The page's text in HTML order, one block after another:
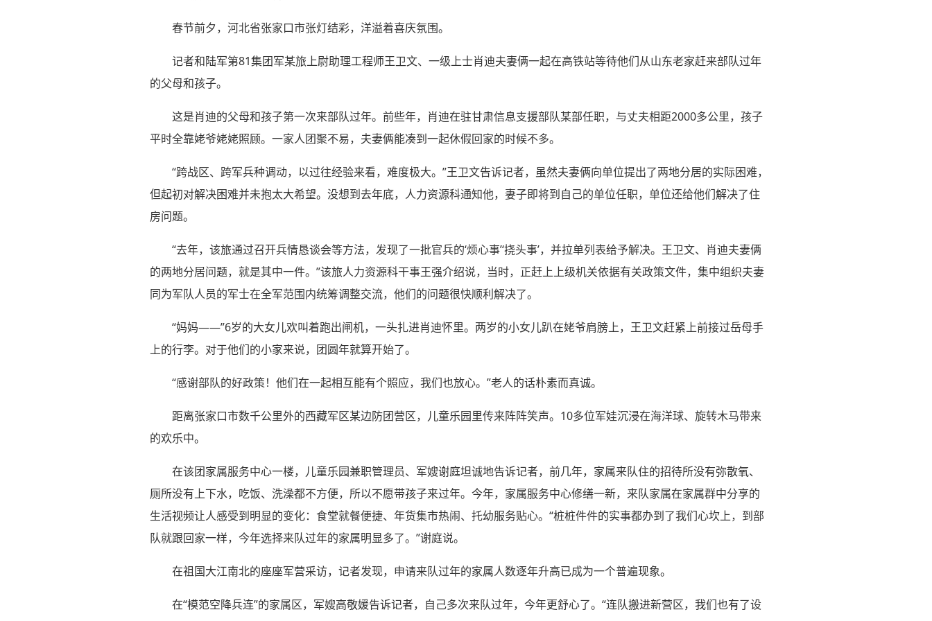
春节前夕，河北省张家口市张灯结彩，洋溢着喜庆氛围。
记者和陆军第81集团军某旅上尉助理工程师王卫文、一级上士肖迪夫妻俩一起在高铁站等待他们从山东老家赶来部队过年
的父母和孩子。
这是肖迪的父母和孩子第一次来部队过年。前些年，肖迪在驻甘肃信息支援部队某部任职，与丈夫相距2000多公里，孩子
平时全靠姥爷姥姥照顾。一家人团聚不易，夫妻俩能凑到一起休假回家的时候不多。
“跨战区、跨军兵种调动，以过往经验来看，难度极大。”王卫文告诉记者，虽然夫妻俩向单位提出了两地分居的实际困难，
但起初对解决困难并未抱太大希望。没想到去年底，人力资源科通知他，妻子即将到自己的单位任职，单位还给他们解决了住
房问题。
“去年，该旅通过召开兵情恳谈会等方法，发现了一批官兵的‘烦心事’‘挠头事’，并拉单列表给予解决。王卫文、肖迪夫妻俩
的两地分居问题，就是其中一件。”该旅人力资源科干事王强介绍说，当时，正赶上上级机关依据有关政策文件，集中组织夫妻
同为军队人员的军士在全军范围内统筹调整交流，他们的问题很快顺利解决了。
“妈妈——”6岁的大女儿欢叫着跑出闸机，一头扎进肖迪怀里。两岁的小女儿趴在姥爷肩膀上，王卫文赶紧上前接过岳母手
上的行李。对于他们的小家来说，团圆年就算开始了。
“感谢部队的好政策！他们在一起相互能有个照应，我们也放心。”老人的话朴素而真诚。
距离张家口市数千公里外的西藏军区某边防团营区，儿童乐园里传来阵阵笑声。10多位军娃沉浸在海洋球、旋转木马带来
的欢乐中。
在该团家属服务中心一楼，儿童乐园兼职管理员、军嫂谢庭坦诚地告诉记者，前几年，家属来队住的招待所没有弥散氧、
厕所没有上下水，吃饭、洗澡都不方便，所以不愿带孩子来过年。今年，家属服务中心修缮一新，来队家属在家属群中分享的
生活视频让人感受到明显的变化：食堂就餐便捷、年货集市热闹、托幼服务贴心。“桩桩件件的实事都办到了我们心坎上，到部
队就跟回家一样，今年选择来队过年的家属明显多了。”谢庭说。
在祖国大江南北的座座军营采访，记者发现，申请来队过年的家属人数逐年升高已成为一个普遍现象。
在“模范空降兵连”的家属区，军嫂高敬媛告诉记者，自己多次来队过年，今年更舒心了。“连队搬进新营区，我们也有了设